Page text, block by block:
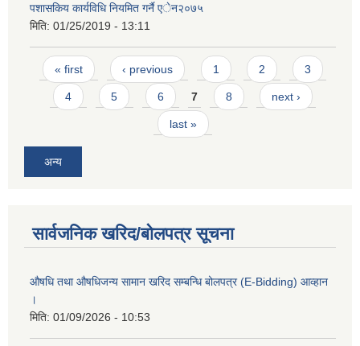
पशासकिय कार्यविधि नियमित गर्नै एेन२०७५
मिति: 01/25/2019 - 13:11
Pages
« first ‹ previous 1 2 3
4 5 6 7 8 next ›
last »
अन्य
सार्वजनिक खरिद/बोलपत्र सूचना
औषधि तथा औषधिजन्य सामान खरिद सम्बन्धि बोलपत्र (E-Bidding) आव्हान
।
मिति: 01/09/2026 - 10:53